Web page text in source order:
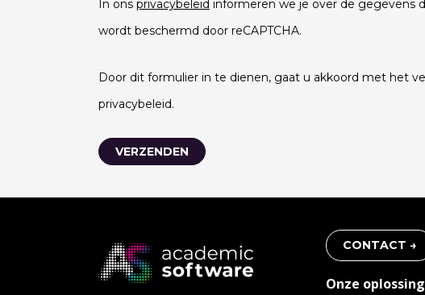
In ons privacybeleid informeren we je over de gegevens
wordt beschermd door reCAPTCHA.
Door dit formulier in te dienen, gaat u akkoord met het
privacybeleid.
CONTACT →
Onze